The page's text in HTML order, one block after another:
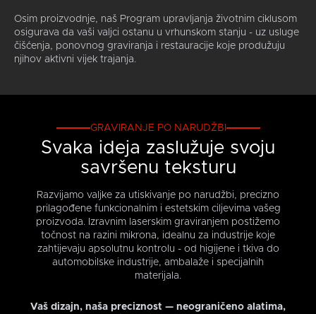
Osim proizvodnje, naš Program upravljanja životnim ciklusom
osigurava da vaši valjci ostanu u vrhunskom stanju - uz usluge
čišćenja, ponovnog graviranja i restauracije koje produžuju
njihov aktivni vijek trajanja.
GRAVIRANJE PO NARUDŽBI
Svaka ideja zaslužuje svoju
savršenu teksturu
Razvijamo valjke za utiskivanje po narudžbi, precizno
prilagođene funkcionalnim i estetskim ciljevima vašeg
proizvoda. Izravnim laserskim graviranjem postižemo
točnost na razini mikrona, idealnu za industrije koje
zahtijevaju apsolutnu kontrolu - od higijene i tkiva do
automobilske industrije, ambalaže i specijalnih
materijala.
Vaš dizajn, naša preciznost — neograničeno alatima,